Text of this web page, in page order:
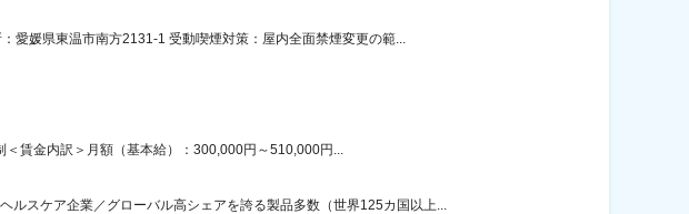
愛媛県東温市南方2131-1 受動喫煙対策：屋内全面禁煙変更の範...
賃金内訳＞月額（基本給）：300,000円～510,000円...
ルスケア企業／グローバル高シェアを誇る製品多数（世界125カ国以上...